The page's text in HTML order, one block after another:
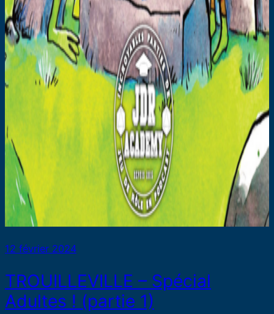
12 février 2024
TROUILLEVILLE – Spécial
Adultes ! (partie 1)